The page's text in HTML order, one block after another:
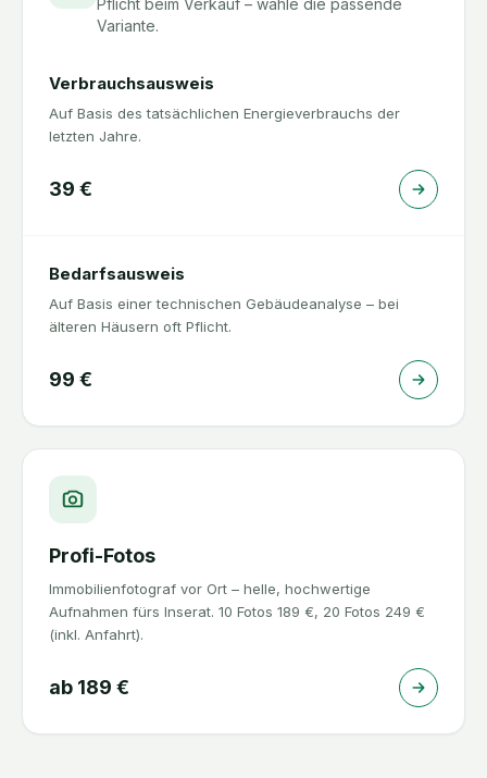
Pflicht beim Verkauf – wähle die passende
Variante.
Verbrauchsausweis
Auf Basis des tatsächlichen Energieverbrauchs der
letzten Jahre.
39 €
Bedarfsausweis
Auf Basis einer technischen Gebäudeanalyse – bei
älteren Häusern oft Pflicht.
99 €
Profi-Fotos
Immobilienfotograf vor Ort – helle, hochwertige
Aufnahmen fürs Inserat. 10 Fotos 189 €, 20 Fotos 249 €
(inkl. Anfahrt).
ab 189 €